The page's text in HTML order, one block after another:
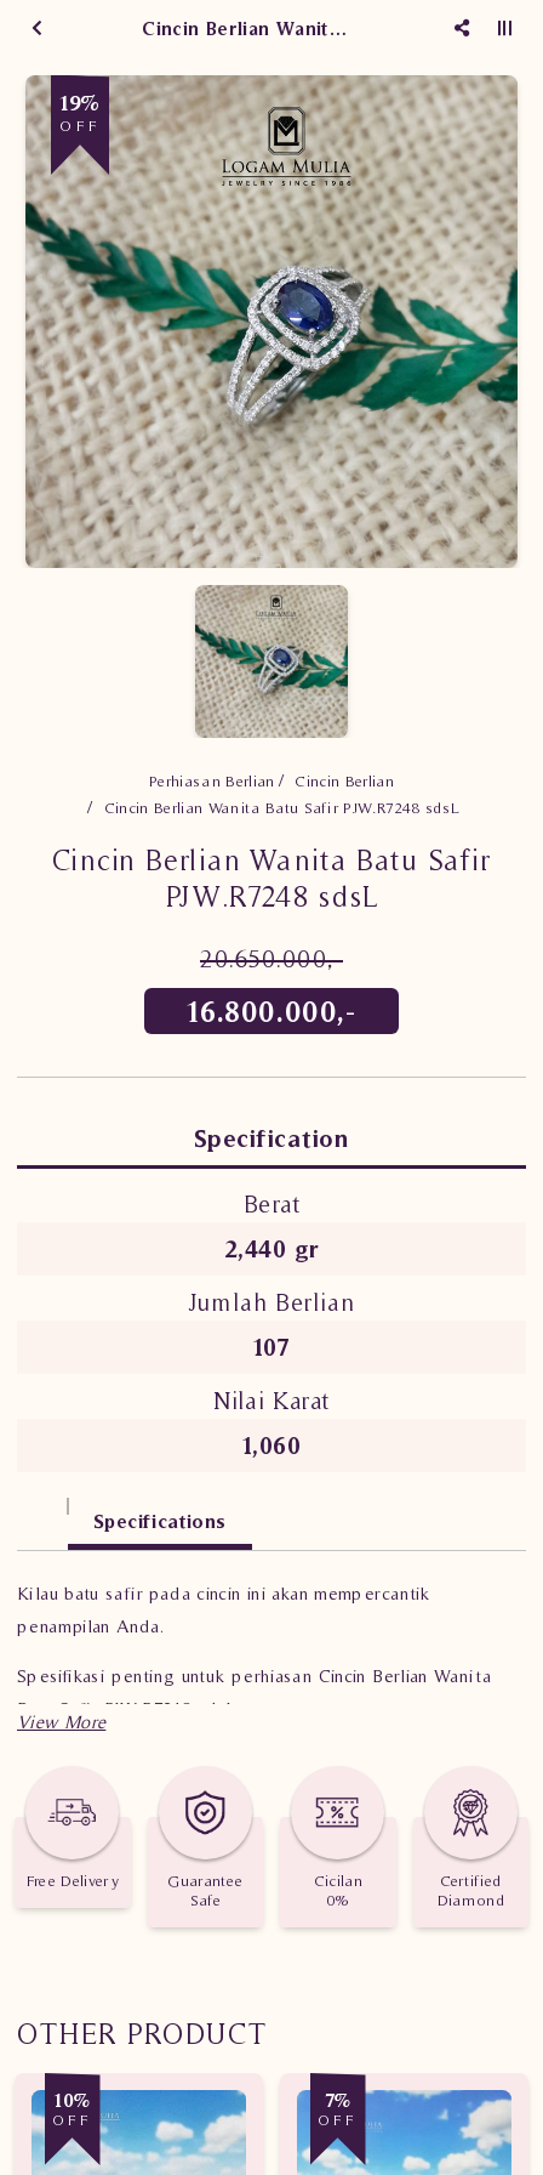
Cincin Berlian Wanita Batu Safir PJW.R7248 sdsL
19%
OFF
Perhiasan Berlian
Cincin Berlian
Cincin Berlian Wanita Batu Safir PJW.R7248 sdsL
Cincin Berlian Wanita Batu Safir
PJW.R7248 sdsL
20.650.000,-
16.800.000,-
Specification
Berat
2,440 gr
Jumlah Berlian
107
Nilai Karat
1,060
Specifications
Kilau batu safir pada cincin ini akan mempercantik
penampilan Anda.
Spesifikasi penting untuk perhiasan Cincin Berlian Wanita
Batu Safir PJW.R7248 sdsL
Jumlah Berlian: 107 buah
Nilai Karat: 1,060 karat
Free Delivery
Guarantee
Safe
Cicilan
0%
Certified
Diamond
OTHER PRODUCT
10%
OFF
7%
OFF